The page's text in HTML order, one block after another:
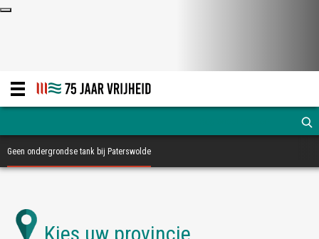
Geen ondergrondse tank bij Paterswolde